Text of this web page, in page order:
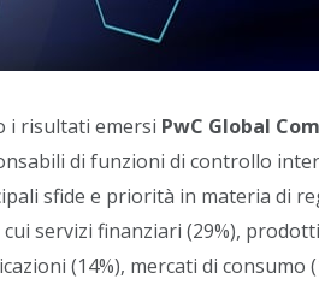
i risultati emersi PwC Global
di funzioni di controllo
sfide e priorità in materia di
servizi finanziari (29%),
(14%), mercati di consumo